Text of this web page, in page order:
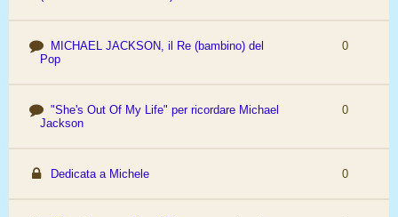
MICHAEL JACKSON, il Re (bambino) del
Pop
0
"She's Out Of My Life" per ricordare Michael
Jackson
0
Dedicata a Michele 0